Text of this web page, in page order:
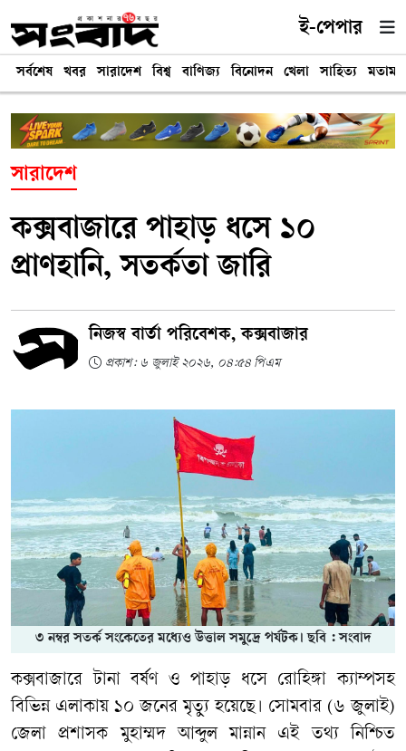
ই-পেপার
সর্বশেষ খবর সারাদেশ বিশ্ব বাণিজ্য বিনোদন খেলা সাহিত্য মতামত
সারাদেশ
কক্সবাজারে পাহাড় ধসে ১০
প্রাণহানি, সতর্কতা জারি
নিজস্ব বার্তা পরিবেশক, কক্সবাজার
প্রকাশ: ৬ জুলাই ২০২৬, ০৪:৫৪ পিএম
৩ নম্বর সতর্ক সংকেতের মধ্যেও উত্তাল সমুদ্রে পর্যটক। ছবি : সংবাদ
কক্সবাজারে টানা বর্ষণ ও পাহাড় ধসে রোহিঙ্গা ক্যাম্পসহ
বিভিন্ন এলাকায় ১০ জনের মৃত্যু হয়েছে। সোমবার (৬ জুলাই)
জেলা প্রশাসক মুহাম্মদ আব্দুল মান্নান এই তথ্য নিশ্চিত